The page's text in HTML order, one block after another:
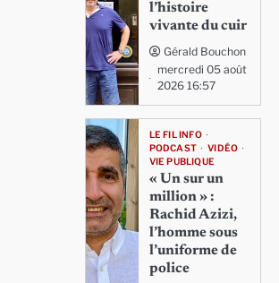
l’histoire
vivante du cuir
Gérald Bouchon
mercredi 05 août
2026 16:57
LE FIL INFO
PODCAST
VIDÉO
VIE PUBLIQUE
« Un sur un
million » :
Rachid Azizi,
l’homme sous
l’uniforme de
police